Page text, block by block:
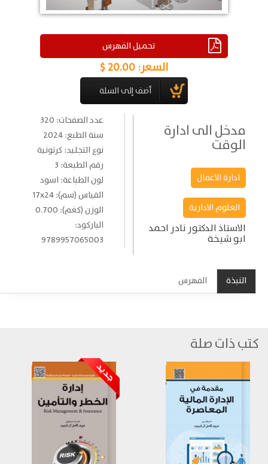
تحميل الفهرس
السعر: 20.00 $
مدخل الى ادارة
الوقت
ادارة الاعمال
العلوم الادارية
الاستاذ الدكتور نادر احمد
ابو شيخة
عدد الصفحات: 320
سنة الطبع: 2024
نوع التجليد: كرتونية
رقم الطبعة: 3
لون الطباعة: اسود
القياس (سم): 17x24
الوزن (كغم): 0.700
الباركود:
9789957065003
النبذة الفهرس
كتب ذات صلة